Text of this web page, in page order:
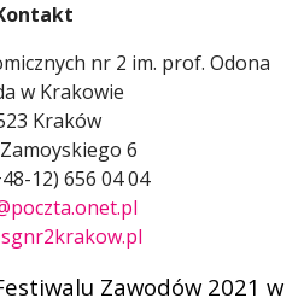
nr 2 im. prof. Odona
w Krakowie
Kraków
6
12) 656 04 04
Zawodów 2021 w